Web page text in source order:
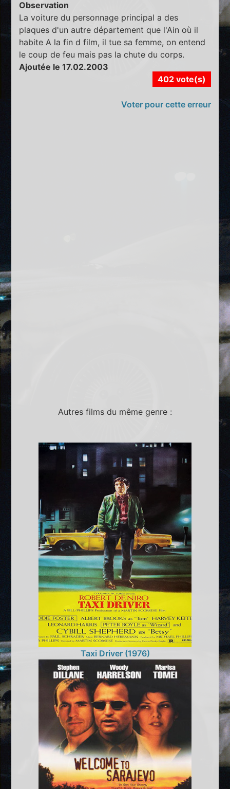
Observation
La voiture du personnage principal a des
plaques d'un autre département que l'Ain où il
habite A la fin d film, il tue sa femme, on entend
le coup de feu mais pas la chute du corps.
Ajoutée le 17.02.2003
402 vote(s)
Voter pour cette erreur
Autres films du même genre :
Taxi Driver (1976)